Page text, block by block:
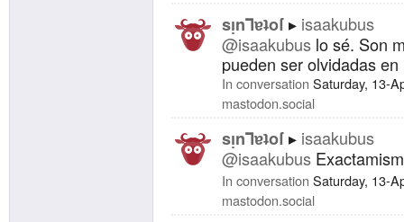
sᴉnꓶɐʇoſ
isaakubus
@isaakubus lo sé. Son
pueden ser olvidadas
In conversation Saturday, 13-
mastodon.social
sᴉnꓶɐʇoſ
isaakubus
@isaakubus
In conversation Saturday, 13-
mastodon.social